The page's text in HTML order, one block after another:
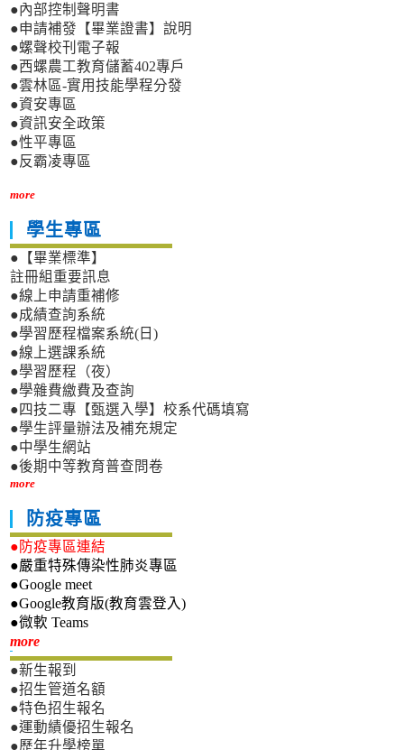
●內部控制聲明書
●申請補發【畢業證書】說明
●螺聲校刊電子報
●西螺農工教育儲蓄402專戶
●雲林區-實用技能學程分發
●資安專區
●資訊安全政策
●性平專區
●反霸凌專區
more
學生專區
●【畢業標準】
註冊組重要訊息
●線上申請重補修
●成績查詢系統
●學習歷程檔案系統(日)
●線上選課系統
●學習歷程（夜）
●學雜費繳費及查詢
●四技二專【甄選入學】校系代碼填寫
●學生評量辦法及補充規定
●中學生網站
●後期中等教育普查問卷
more
防疫專區
●防疫專區連結
●嚴重特殊傳染性肺炎專區
●Google meet
●Google教育版(教育雲登入)
●微軟 Teams
more新生專區
●新生報到
●招生管道名額
●特色招生報名
●運動績優招生報名
●歷年升學榜單